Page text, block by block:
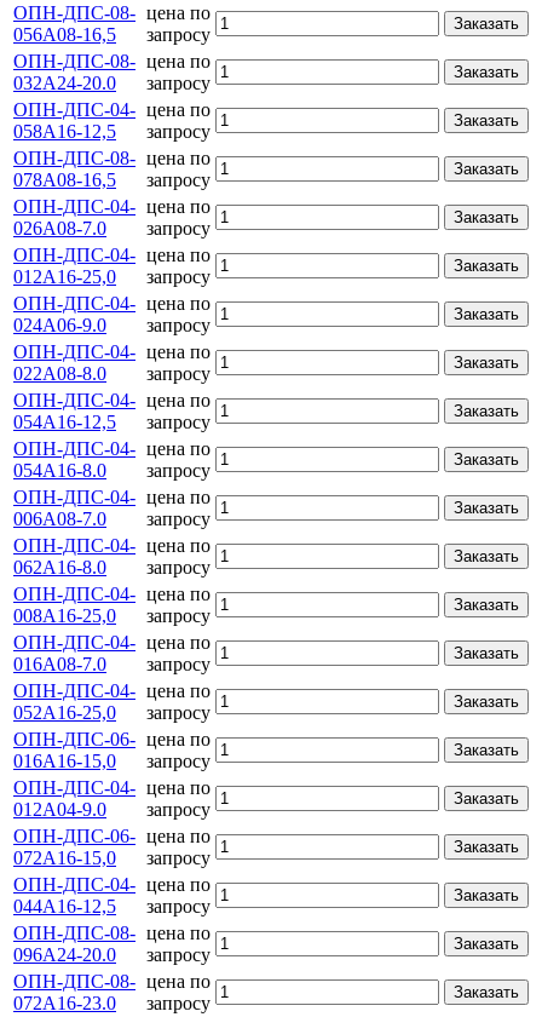
ОПН-ДПС-08-
056А08-16,5
цена по
запросу
Заказать
ОПН-ДПС-08-
032А24-20.0
цена по
запросу
Заказать
ОПН-ДПС-04-
058А16-12,5
цена по
запросу
Заказать
ОПН-ДПС-08-
078А08-16,5
цена по
запросу
Заказать
ОПН-ДПС-04-
026А08-7.0
цена по
запросу
Заказать
ОПН-ДПС-04-
012А16-25,0
цена по
запросу
Заказать
ОПН-ДПС-04-
024А06-9.0
цена по
запросу
Заказать
ОПН-ДПС-04-
022А08-8.0
цена по
запросу
Заказать
ОПН-ДПС-04-
054А16-12,5
цена по
запросу
Заказать
ОПН-ДПС-04-
054А16-8.0
цена по
запросу
Заказать
ОПН-ДПС-04-
006А08-7.0
цена по
запросу
Заказать
ОПН-ДПС-04-
062А16-8.0
цена по
запросу
Заказать
ОПН-ДПС-04-
008А16-25,0
цена по
запросу
Заказать
ОПН-ДПС-04-
016А08-7.0
цена по
запросу
Заказать
ОПН-ДПС-04-
052А16-25,0
цена по
запросу
Заказать
ОПН-ДПС-06-
016А16-15,0
цена по
запросу
Заказать
ОПН-ДПС-04-
012А04-9.0
цена по
запросу
Заказать
ОПН-ДПС-06-
072А16-15,0
цена по
запросу
Заказать
ОПН-ДПС-04-
044А16-12,5
цена по
запросу
Заказать
ОПН-ДПС-08-
096А24-20.0
цена по
запросу
Заказать
ОПН-ДПС-08-
072А16-23.0
цена по
запросу
Заказать